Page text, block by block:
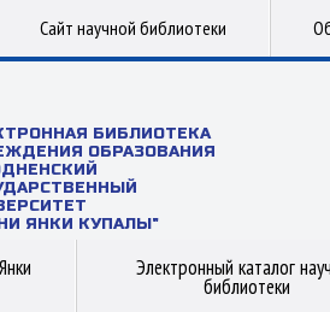
Сайт научной библиотеки
БИБЛИОТЕКА
ОБРАЗОВАНИЯ
ЯНКИ КУПАЛЫ"
Электронный каталог
библиотеки